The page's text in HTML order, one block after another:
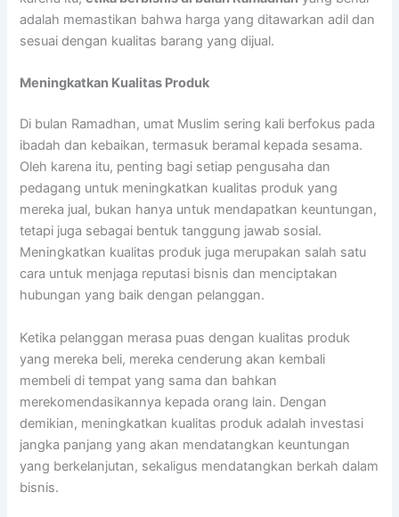
adalah memastikan bahwa harga yang ditawarkan adil dan
sesuai dengan kualitas barang yang dijual.
Meningkatkan Kualitas Produk
Di bulan Ramadhan, umat Muslim sering kali berfokus pada
ibadah dan kebaikan, termasuk beramal kepada sesama.
Oleh karena itu, penting bagi setiap pengusaha dan
pedagang untuk meningkatkan kualitas produk yang
mereka jual, bukan hanya untuk mendapatkan keuntungan,
tetapi juga sebagai bentuk tanggung jawab sosial.
Meningkatkan kualitas produk juga merupakan salah satu
cara untuk menjaga reputasi bisnis dan menciptakan
hubungan yang baik dengan pelanggan.
Ketika pelanggan merasa puas dengan kualitas produk
yang mereka beli, mereka cenderung akan kembali
membeli di tempat yang sama dan bahkan
merekomendasikannya kepada orang lain. Dengan
demikian, meningkatkan kualitas produk adalah investasi
jangka panjang yang akan mendatangkan keuntungan
yang berkelanjutan, sekaligus mendatangkan berkah dalam
bisnis.